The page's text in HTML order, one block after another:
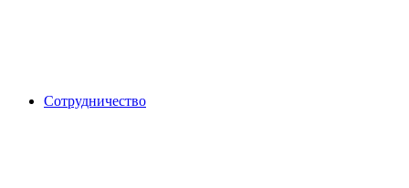
Сотрудничество